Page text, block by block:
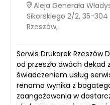
Aleja Generała
Sikorskiego 2/2, 35-304
Rzeszów,
Serwis Drukarek Rzeszów
od przeszło dwóch dekad
świadczeniem usług
renoma wynika z
zaangażowania w